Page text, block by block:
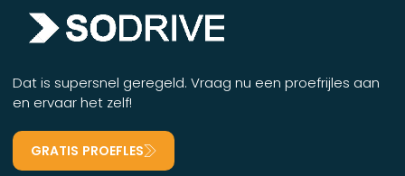
Dat is supersnel geregeld. Vraag nu een proefrijles aan
en ervaar het zelf!
GRATIS PROEFLES